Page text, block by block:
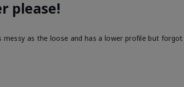
please!
as the loose and has a lower profile but